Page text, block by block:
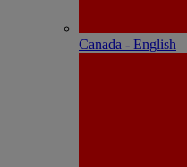
Canada - English